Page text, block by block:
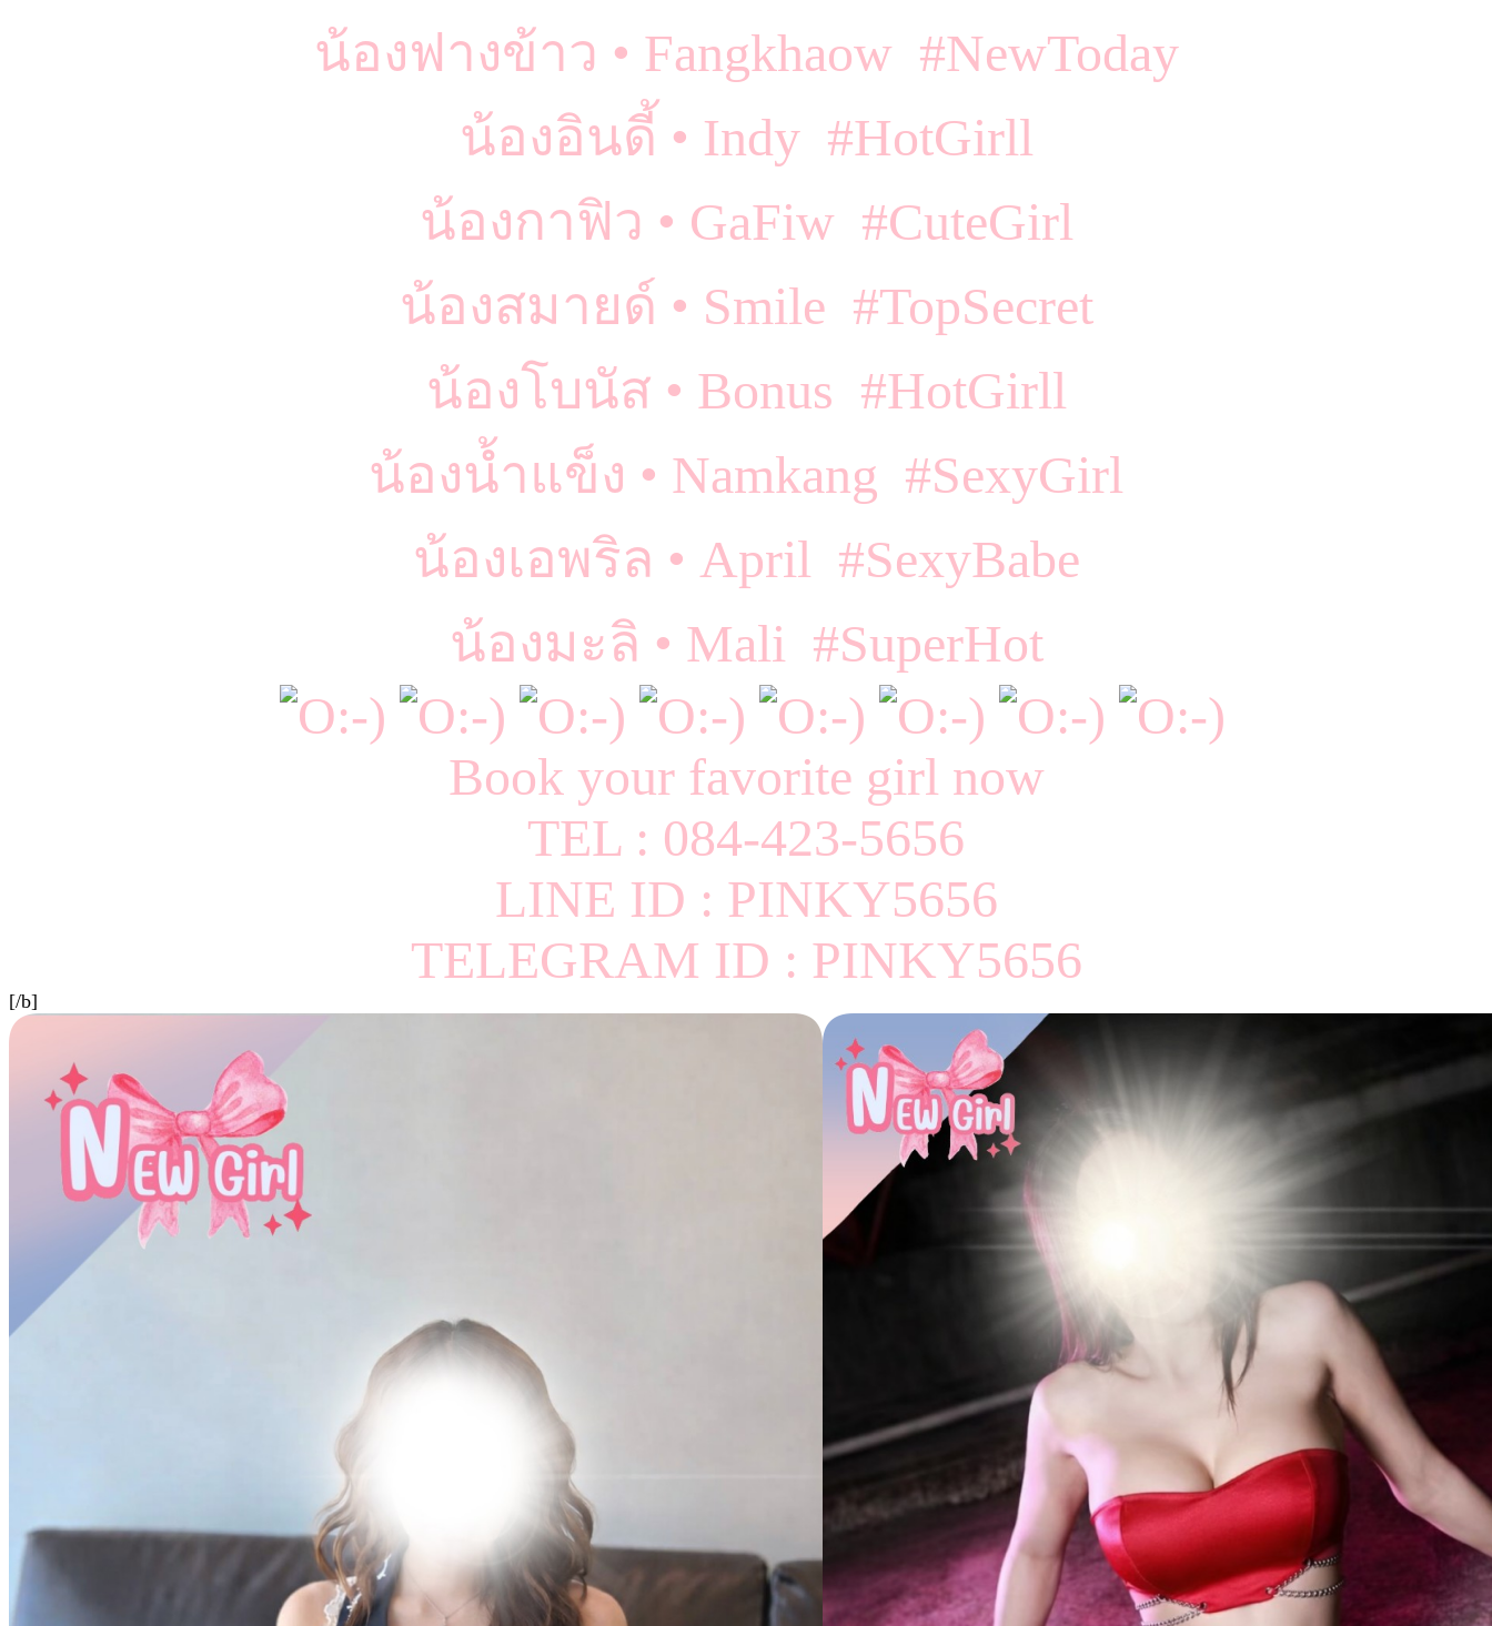
น้องฟางข้าว • Fangkhaow #NewToday
น้องอินดี้ • Indy #HotGirll
น้องกาฟิว • GaFiw #CuteGirl
น้องสมายด์ • Smile #TopSecret
น้องโบนัส • Bonus #HotGirll
น้องน้ำแข็ง • Namkang #SexyGirl
น้องเอพริล • April #SexyBabe
น้องมะลิ • Mali #SuperHot
Book your favorite girl now
TEL : 084-423-5656
LINE ID : PINKY5656
TELEGRAM ID : PINKY5656
[/b]